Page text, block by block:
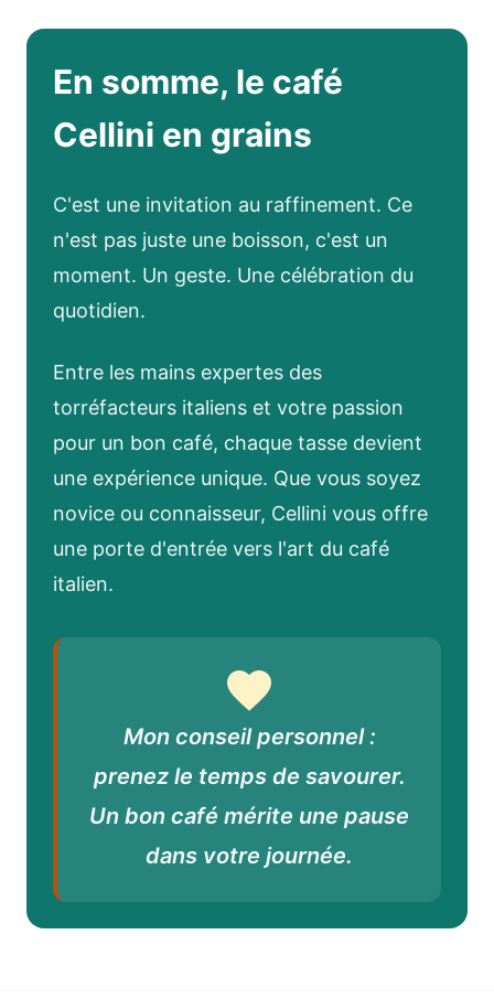
En somme, le café
Cellini en grains
C'est une invitation au raffinement. Ce
n'est pas juste une boisson, c'est un
moment. Un geste. Une célébration du
quotidien.
Entre les mains expertes des
torréfacteurs italiens et votre passion
pour un bon café, chaque tasse devient
une expérience unique. Que vous soyez
novice ou connaisseur, Cellini vous offre
une porte d'entrée vers l'art du café
italien.
Mon conseil personnel :
prenez le temps de savourer.
Un bon café mérite une pause
dans votre journée.